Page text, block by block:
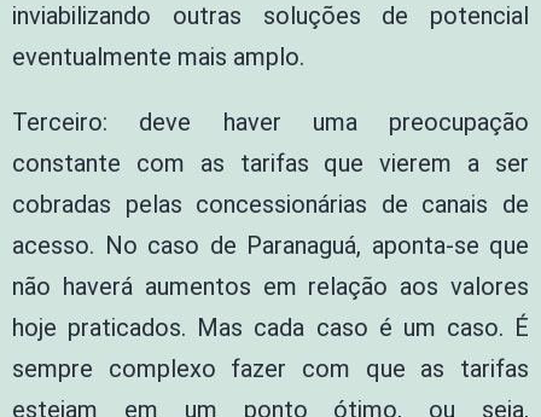
inviabilizando outras soluções de potencial
eventualmente mais amplo.
Terceiro: deve haver uma preocupação
constante com as tarifas que vierem a ser
cobradas pelas concessionárias de canais de
acesso. No caso de Paranaguá, aponta-se que
não haverá aumentos em relação aos valores
hoje praticados. Mas cada caso é um caso. É
sempre complexo fazer com que as tarifas
estejam em um ponto ótimo, ou seja,